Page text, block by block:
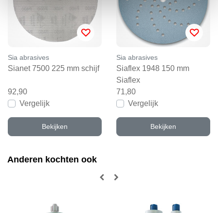
Sia abrasives
Sianet 7500 225 mm schijf
92,90
Vergelijk
Bekijken
Sia abrasives
Siaflex 1948 150 mm
Siaflex
71,80
Vergelijk
Bekijken
Anderen kochten ook